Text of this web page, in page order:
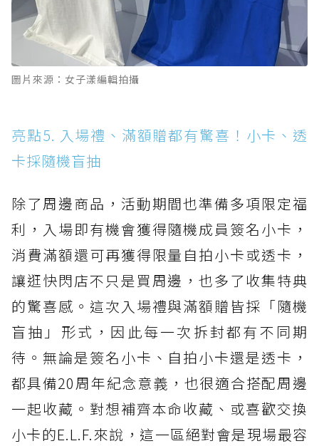
圖片來源：女子漾編輯拍攝
亮點5. 入場禮、滿額贈都有驚喜！小卡、透
卡採隨機盲抽
除了周邊商品，活動期間也準備多項限定福
利，入場即有機會獲得隨機成員簽名小卡，
消費滿額還可再獲得限量自拍小卡或透卡，
讓逛快閃店不只是買周邊，也多了收集特典
的驚喜感。這次入場禮與滿額贈皆採「隨機
盲抽」形式，因此每一次拆封都有不同期
待。無論是簽名小卡、自拍小卡還是透卡，
都具備20周年紀念意義，也很適合搭配周邊
一起收藏。對想補齊本命收藏、或喜歡交換
小卡的E.L.F.來說，這一區絕對會是現場最容